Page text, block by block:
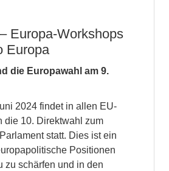
Europa-Workshops
Europa
die Europawahl am 9.
2024 findet in allen EU-
die 10. Direktwahl zum
statt. Dies ist ein
Positionen
zu schärfen und in den